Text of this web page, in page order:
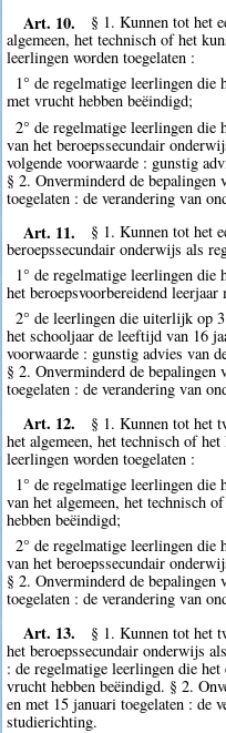
Art. 10.
§ 1. Kunnen tot het
algemeen, het technisch of het
leerlingen worden toegelaten :
1° de regelmatige leerlingen die
met vrucht hebben beëindigd;
2° de regelmatige leerlingen die
van het beroepssecundair
volgende voorwaarde : gunstig
§ 2. Onverminderd de
toegelaten : de verandering van
Art. 11.
§ 1. Kunnen tot het
beroepssecundair onderwijs als
1° de regelmatige leerlingen die
het beroepsvoorbereidend
2° de leerlingen die uiterlijk op
het schooljaar de leeftijd van 16
voorwaarde : gunstig advies van
§ 2. Onverminderd de
toegelaten : de verandering van
Art. 12.
§ 1. Kunnen tot het
het algemeen, het technisch of
leerlingen worden toegelaten :
1° de regelmatige leerlingen die
van het algemeen, het technisch
hebben beëindigd;
2° de regelmatige leerlingen die
van het beroepssecundair
§ 2. Onverminderd de
toegelaten : de verandering van
Art. 13.
§ 1. Kunnen tot het
het beroepssecundair onderwijs
: de regelmatige leerlingen die
vrucht hebben beëindigd. § 2.
en met 15 januari toegelaten : de
studierichting.